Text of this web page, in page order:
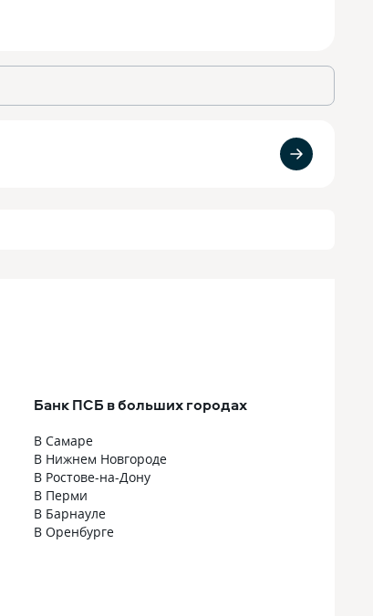
Банк ПСБ в больших городах
В Самаре
В Нижнем Новгороде
В Ростове-на-Дону
В Перми
В Барнауле
В Оренбурге